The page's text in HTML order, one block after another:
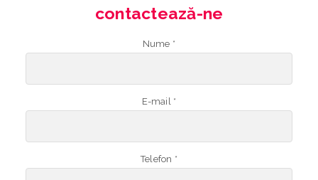
contactează-ne
Nume *
E-mail *
Telefon *